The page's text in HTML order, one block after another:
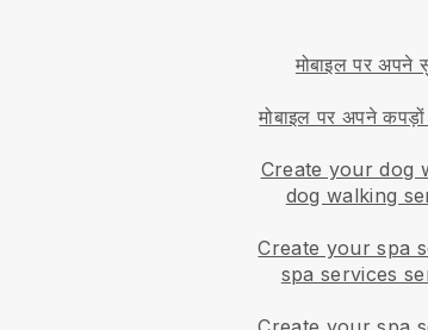
मोबाइल पर अपने
मोबाइल पर अपने
Create your dog
dog walking
Create your spa
spa services